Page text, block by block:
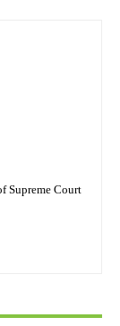
Supreme Court